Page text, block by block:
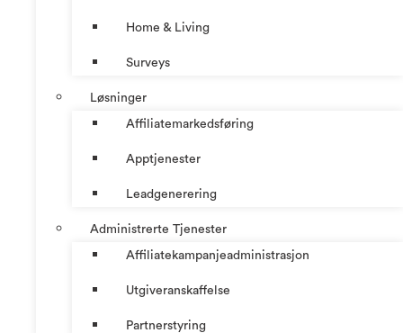
Home & Living
Surveys
Løsninger
Affiliatemarkedsføring
Apptjenester
Leadgenerering
Administrerte Tjenester
Affiliatekampanjeadministrasjon
Utgiveranskaffelse
Partnerstyring